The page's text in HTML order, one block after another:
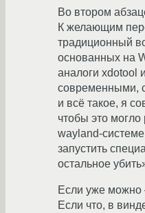
Во втором
К желающим
традиционный
основанных на
аналоги xdotool
современными,
и всё такое, я
чтобы это
wayland-
запустить
остальное
Если уже можно
Если что, в